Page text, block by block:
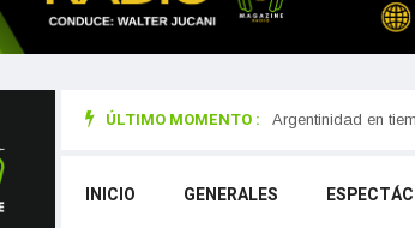
ÚLTIMO MOMENTO : Argentinidad en
INICIO GENERALES